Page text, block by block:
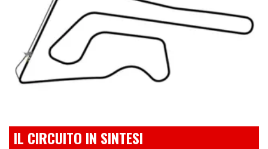
IL CIRCUITO IN SINTESI